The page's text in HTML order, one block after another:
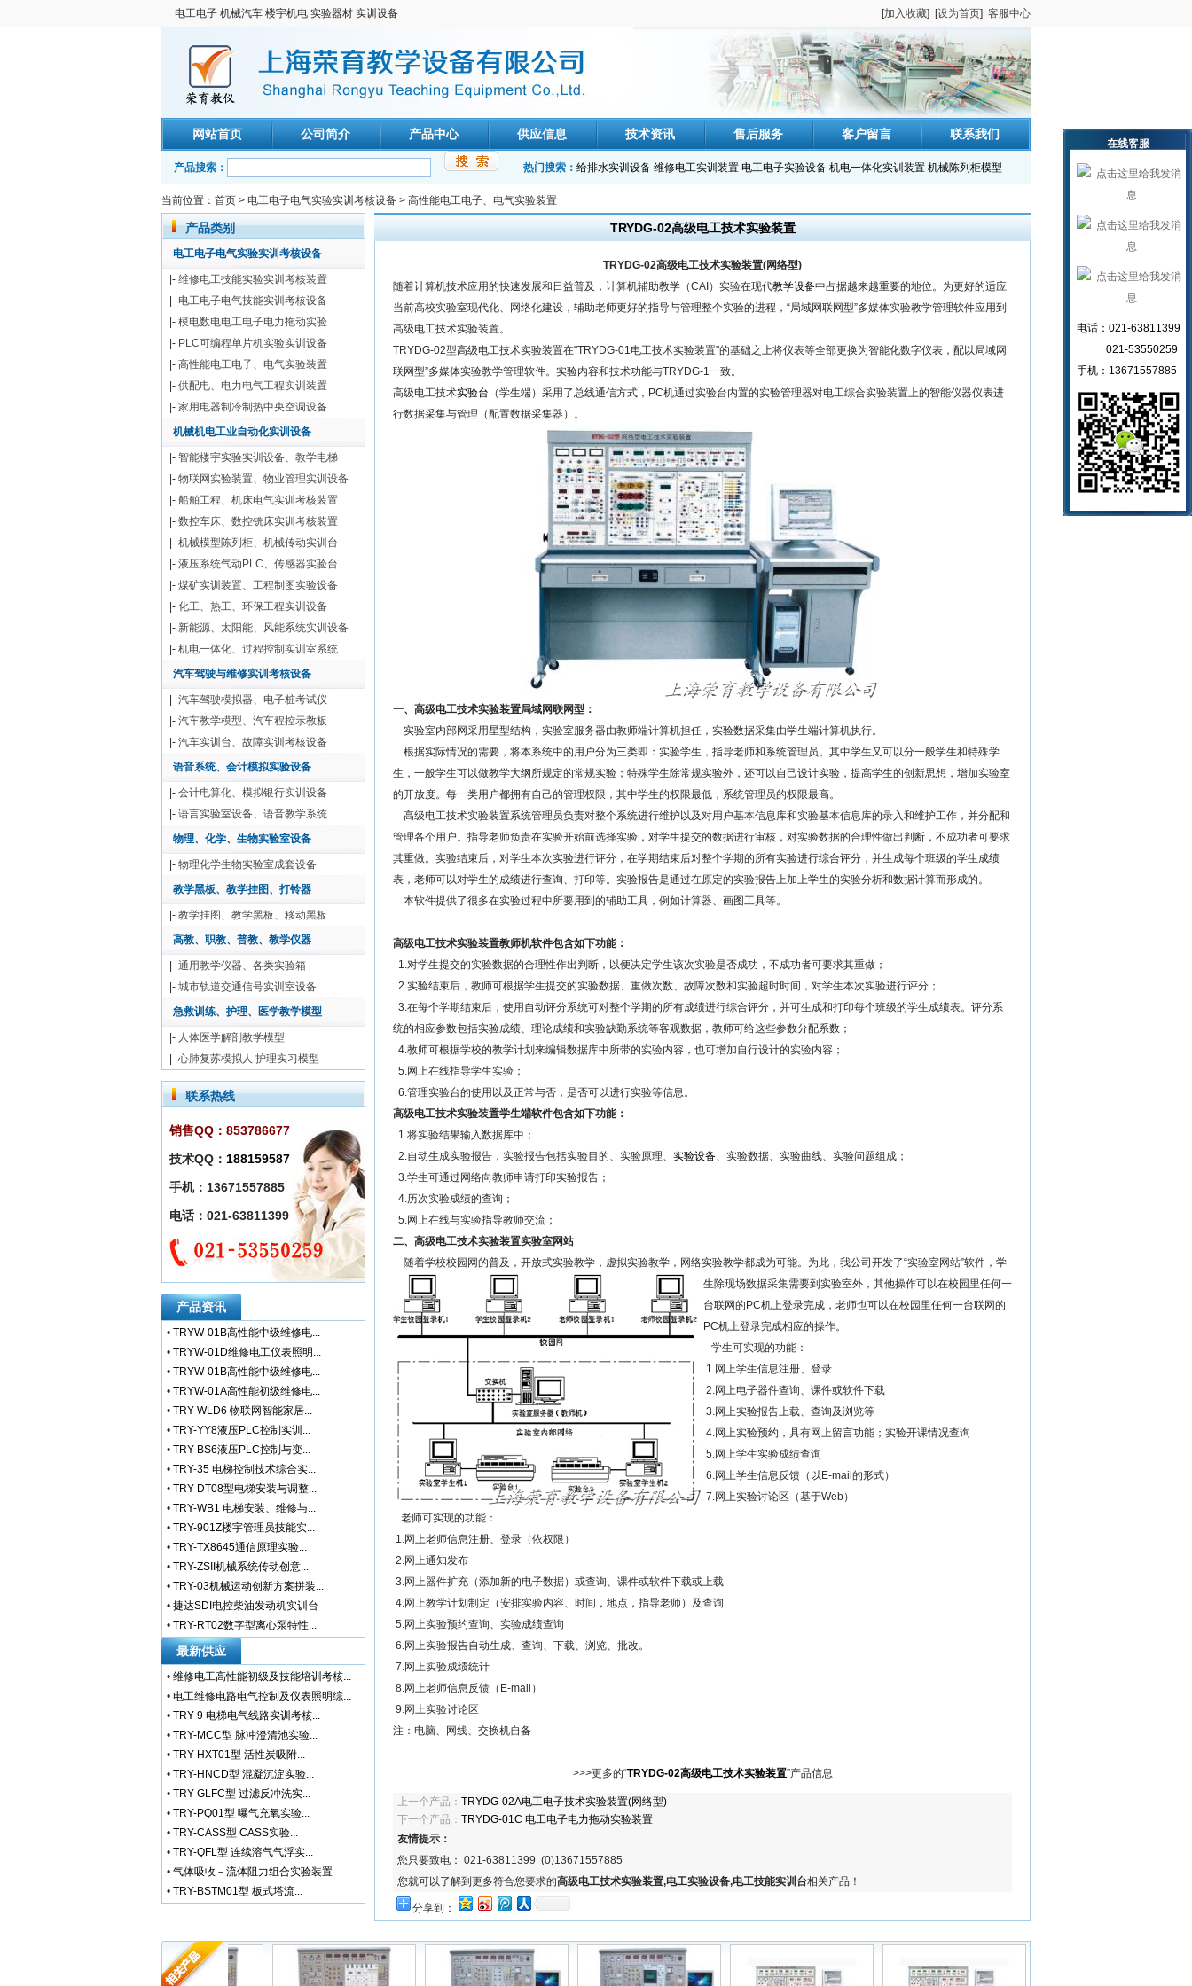
电工电子 机械汽车 楼宇机电 实验器材 实训设备 [加入收藏] [设为首页] 客服中心
网站首页 公司简介 产品中心 供应信息 技术资讯 售后服务 客户留言 联系我们
产品搜索： 热门搜索： 给排水实训设备 维修电工实训装置 电工电子实验设备 机电一体化实训装置 机械陈列柜模型
当前位置： 首页 > 电工电子电气实验实训考核设备 > 高性能电工电子、电气实验装置
TRYDG-02高级电工技术实验装置
TRYDG-02高级电工技术实验装置(网络型)
随着计算机技术应用的快速发展和日益普及，计算机辅助教学（CAI）实验在现代教学设备中占据越来越重要的地位。为更好的适应
当前高校实验室现代化、网络化建设，辅助老师更好的指导与管理整个实验的进程，“局域网联网型”多媒体实验教学管理软件应用到
高级电工技术实验装置。
TRYDG-02型高级电工技术实验装置在"TRYDG-01电工技术实验装置"的基础之上将仪表等全部更换为智能化数字仪表，配以局域网
联网型”多媒体实验教学管理软件。实验内容和技术功能与TRYDG-1一致。
高级电工技术实验台 （学生端）采用了总线通信方式，PC机通过实验台内置的实验管理器对电工综合实验装置上的智能仪器仪表进
行数据采集与管理（配置数据采集器）。
一、高级电工技术实验装置局域网联网型：
实验室内部网采用星型结构，实验室服务器由教师端计算机担任，实验数据采集由学生端计算机执行。
根据实际情况的需要，将本系统中的用户分为三类即：实验学生，指导老师和系统管理员。其中学生又可以分一般学生和特殊学
生，一般学生可以做教学大纲所规定的常规实验；特殊学生除常规实验外，还可以自己设计实验，提高学生的创新思想，增加实验室
的开放度。每一类用户都拥有自己的管理权限，其中学生的权限最低，系统管理员的权限最高。
高级电工技术实验装置系统管理员负责对整个系统进行维护以及对用户基本信息库和实验基本信息库的录入和维护工作，并分配和
管理各个用户。指导老师负责在实验开始前选择实验，对学生提交的数据进行审核，对实验数据的合理性做出判断，不成功者可要求
其重做。实验结束后，对学生本次实验进行评分，在学期结束后对整个学期的所有实验进行综合评分，并生成每个班级的学生成绩
表，老师可以对学生的成绩进行查询、打印等。实验报告是通过在原定的实验报告上加上学生的实验分析和数据计算而形成的。
本软件提供了很多在实验过程中所要用到的辅助工具，例如计算器、画图工具等。
高级电工技术实验装置教师机软件包含如下功能：
1.对学生提交的实验数据的合理性作出判断，以便决定学生该次实验是否成功，不成功者可要求其重做；
2.实验结束后，教师可根据学生提交的实验数据、重做次数、故障次数和实验超时时间，对学生本次实验进行评分；
3.在每个学期结束后，使用自动评分系统可对整个学期的所有成绩进行综合评分，并可生成和打印每个班级的学生成绩表。评分系
统的相应参数包括实验成绩、理论成绩和实验缺勤系统等客观数据，教师可给这些参数分配系数；
4.教师可根据学校的教学计划来编辑数据库中所带的实验内容，也可增加自行设计的实验内容；
5.网上在线指导学生实验；
6.管理实验台的使用以及正常与否，是否可以进行实验等信息。
高级电工技术实验装置学生端软件包含如下功能：
1.将实验结果输入数据库中；
2.自动生成实验报告，实验报告包括实验目的、实验原理、 实验设备、实验数据、实验曲线、实验问题组成；
3.学生可通过网络向教师申请打印实验报告；
4.历次实验成绩的查询；
5.网上在线与实验指导教师交流；
二、高级电工技术实验装置实验室网站
随着学校校园网的普及，开放式实验教学，虚拟实验教学，网络实验教学都成为可能。为此，我公司开发了“实验室网站”软件，学
生除现场数据采集需要到 实验室外，其他操作可以在校园里任何一
台联网的PC机上登录完成，老师也可以在校园里任何一台联网的
PC机上登录完成相应的操作。
学生可实现的功能：
1.网上学生信息注册、登录
2.网上电子器件查询、课件或软件下载
3.网上实验报告上载、查询及浏览等
4.网上实验预约，具有网上留言功能；实验开课情况查询
5.网上学生实验成绩查询
6.网上学生信息反馈（以E-mail的形式）
7.网上实验讨论区（基于Web）
老师可实现的功能：
1.网上老师信息注册、登录（依权限）
2.网上通知发布
3.网上器件扩充（添加新的电子数据）或查询、课件或软件下载或上载
4.网上教学计划制定（安排实验内容、时间，地点，指导老师）及查询
5.网上实验预约查询、实验成绩查询
6.网上实验报告自动生成、查询、下载、浏览、批改。
7.网上实验成绩统计
8.网上老师信息反馈（E-mail）
9.网上实验讨论区
注：电脑、网线、交换机自备
>>>更多的“TRYDG-02高级电工技术实验装置”产品信息
上一个产品： TRYDG-02A电工电子技术实验装置(网络型)
下一个产品： TRYDG-01C 电工电子电力拖动实验装置
友情提示：
您只要致电： 021-63811399 (0)13671557885
您就可以了解到更多符合您要求的高级电工技术实验装置,电工实验设备,电工技能实训台相关产品！
分享到：
产品类别
电工电子电气实验实训考核设备
|- 维修电工技能实验实训考核装置
|- 电工电子电气技能实训考核设备
|- 模电数电电工电子电力拖动实验
|- PLC可编程单片机实验实训设备
|- 高性能电工电子、电气实验装置
|- 供配电、电力电气工程实训装置
|- 家用电器制冷制热中央空调设备
机械机电工业自动化实训设备
|- 智能楼宇实验实训设备、教学电梯
|- 物联网实验装置、物业管理实训设备
|- 船舶工程、机床电气实训考核装置
|- 数控车床、数控铣床实训考核装置
|- 机械模型陈列柜、机械传动实训台
|- 液压系统气动PLC、传感器实验台
|- 煤矿实训装置、工程制图实验设备
|- 化工、热工、环保工程实训设备
|- 新能源、太阳能、风能系统实训设备
|- 机电一体化、过程控制实训室系统
汽车驾驶与维修实训考核设备
|- 汽车驾驶模拟器、电子桩考试仪
|- 汽车教学模型、汽车程控示教板
|- 汽车实训台、故障实训考核设备
语音系统、会计模拟实验设备
|- 会计电算化、模拟银行实训设备
|- 语言实验室设备、语音教学系统
物理、化学、生物实验室设备
|- 物理化学生物实验室成套设备
教学黑板、教学挂图、打铃器
|- 教学挂图、教学黑板、移动黑板
高教、职教、普教、教学仪器
|- 通用教学仪器、各类实验箱
|- 城市轨道交通信号实训室设备
急救训练、护理、医学教学模型
|- 人体医学解剖教学模型
|- 心肺复苏模拟人 护理实习模型
联系热线
销售QQ：853786677
技术QQ： 188159587
手机：13671557885
电话：021-63811399
产品资讯
• TRYW-01B高性能中级维修电...
• TRYW-01D维修电工仪表照明...
• TRYW-01B高性能中级维修电...
• TRYW-01A高性能初级维修电...
• TRY-WLD6 物联网智能家居...
• TRY-YY8液压PLC控制实训...
• TRY-BS6液压PLC控制与变...
• TRY-35 电梯控制技术综合实...
• TRY-DT08型电梯安装与调整...
• TRY-WB1 电梯安装、维修与...
• TRY-901Z楼宇管理员技能实...
• TRY-TX8645通信原理实验...
• TRY-ZSII机械系统传动创意...
• TRY-03机械运动创新方案拼装...
• 捷达SDI电控柴油发动机实训台
• TRY-RT02数字型离心泵特性...
最新供应
• 维修电工高性能初级及技能培训考核...
• 电工维修电路电气控制及仪表照明综...
• TRY-9 电梯电气线路实训考核...
• TRY-MCC型 脉冲澄清池实验...
• TRY-HXT01型 活性炭吸附...
• TRY-HNCD型 混凝沉淀实验...
• TRY-GLFC型 过滤反冲洗实...
• TRY-PQ01型 曝气充氧实验...
• TRY-CASS型 CASS实验...
• TRY-QFL型 连续溶气气浮实...
• 气体吸收－流体阻力组合实验装置
• TRY-BSTM01型 板式塔流...
在线客服
电话：021-63811399
021-53550259
手机：13671557885